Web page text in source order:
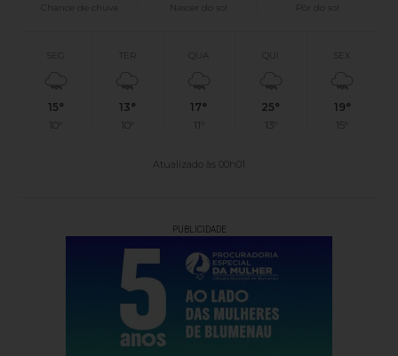
Chance de chuva
Nascer do sol Pôr do sol
SEG
15°
10°
TER
13°
10°
QUA
17°
11°
25°
13°
SEX
19°
15°
Atualizado às 00h01
PUBLICIDADE